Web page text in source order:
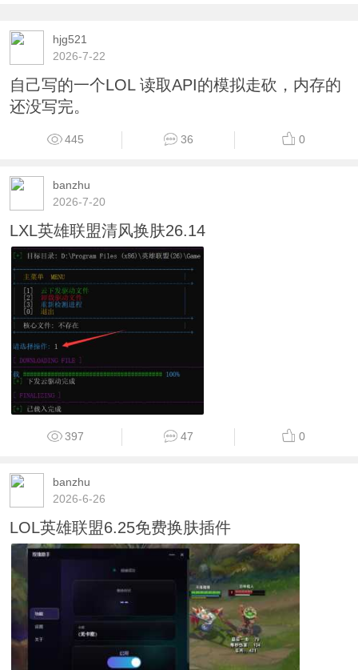
hjg521
2026-7-22
自己写的一个LOL 读取API的模拟走砍，内存的
还没写完。
445 36 0
banzhu
2026-7-20
LXL英雄联盟清风换肤26.14
397 47 0
banzhu
2026-6-26
LOL英雄联盟6.25免费换肤插件